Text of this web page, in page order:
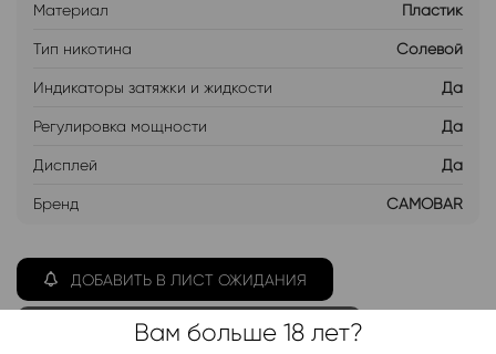
Материал Пластик
Тип никотина Солевой
Индикаторы затяжки и жидкости Да
Регулировка мощности Да
Дисплей Да
Бренд CAMOBAR
ДОБАВИТЬ В ЛИСТ ОЖИДАНИЯ
Хочу дешевле
Вам больше 18 лет?